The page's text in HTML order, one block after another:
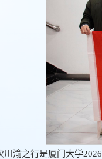
川渝之行是厦门大学